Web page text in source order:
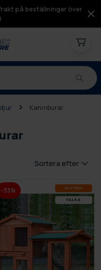
på beställningar över
Kaninburar
Sortera efter
-33% SLUT­REA
TILL 9.8.